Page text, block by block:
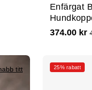
Enfärgat
374.00 kr
titt 25% rabatt